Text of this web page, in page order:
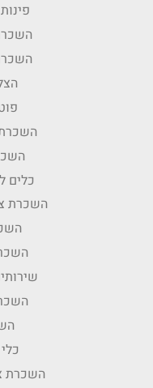
השכרת
כלים
השכרת
השכרת